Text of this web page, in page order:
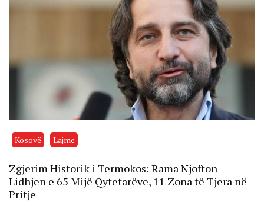
Kosovë Lajme
Zgjerim Historik i Termokos: Rama Njofton
Lidhjen e 65 Mijë Qytetarëve, 11 Zona të Tjera në
Pritje